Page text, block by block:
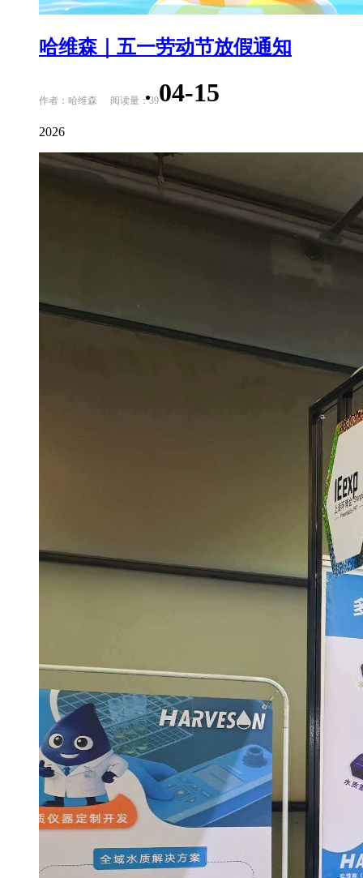
哈维森｜五一劳动节放假通知
作者：哈维森 阅读量：3904-15
2026